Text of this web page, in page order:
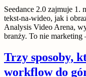
Seedance 2.0 zajmuje 1.
tekst-na-wideo, jak i
Analysis Video Arena,
branży. To nie
Trzy sposoby,
workflow do